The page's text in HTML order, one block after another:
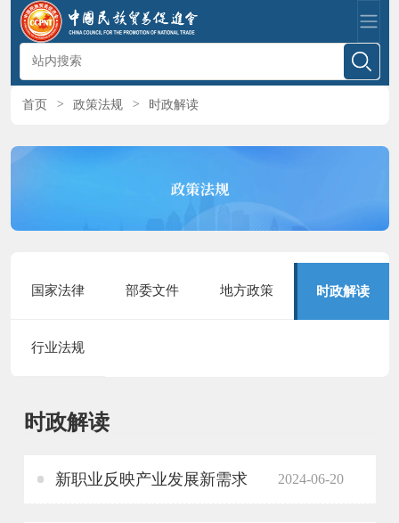
首页 > 政策法规 > 时政解读
国家法律 部委文件 地方政策 时政解读
行业法规
时政解读
新职业反映产业发展新需求 2024-06-20